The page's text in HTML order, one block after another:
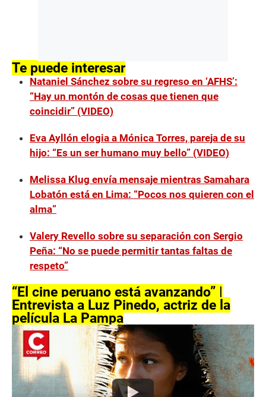
Te puede interesar
Nataniel Sánchez sobre su regreso en ‘AFHS’:
“Hay un montón de cosas que tienen que
coincidir” (VIDEO)
Eva Ayllón elogia a Mónica Torres, pareja de su
hijo: “Es un ser humano muy bello” (VIDEO)
Melissa Klug envía mensaje mientras Samahara
Lobatón está en Lima: “Pocos nos quieren con el
alma”
Valery Revello sobre su separación con Sergio
Peña: “No se puede permitir tantas faltas de
respeto”
“El cine peruano está avanzando” |
Entrevista a Luz Pinedo, actriz de la
película La Pampa